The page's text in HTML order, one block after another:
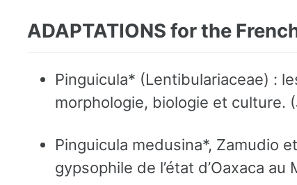
ADAPTATIONS for the
Pinguicula* (Lentibulariaceae) :
morphologie, biologie et culture.
Pinguicula medusina*, Zamudio
gypsophile de l’état d’Oaxaca